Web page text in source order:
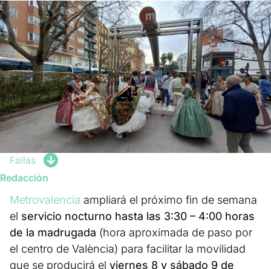
Fallas
Redacción
Metrovalencia ampliará el próximo fin de semana
el servicio nocturno hasta las 3:30 – 4:00 horas
de la madrugada (hora aproximada de paso por
el centro de València) para facilitar la movilidad
que se producirá el viernes 8 y sábado 9 de